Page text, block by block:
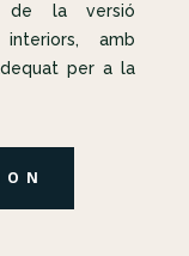
de la versió
amb
per a la